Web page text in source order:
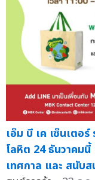
เอ็ม บี เค เซ็นเตอ
โลหิต 24 ธันวาคม
เทศกาล และ สนับ